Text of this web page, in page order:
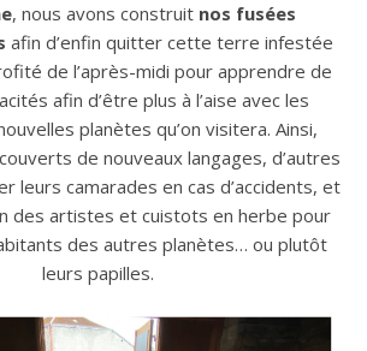
, nous avons construit nos fusées
afin d’enfin quitter cette terre infestée
de l’après-midi pour apprendre de
afin d’être plus à l’aise avec les
planètes qu’on visitera. Ainsi,
de nouveaux langages, d’autres
leurs camarades en cas d’accidents, et
des artistes et cuistots en herbe pour
des autres planètes… ou plutôt
leurs papilles.